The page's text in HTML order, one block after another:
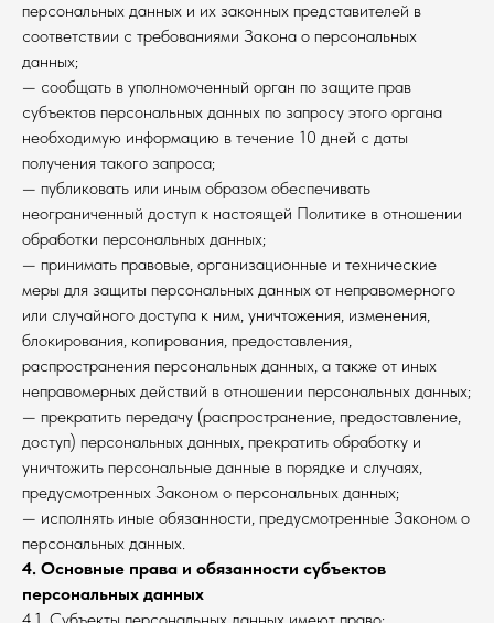
персональных данных и их законных представителей в
соответствии с требованиями Закона о персональных
данных;
— сообщать в уполномоченный орган по защите прав
субъектов персональных данных по запросу этого органа
необходимую информацию в течение 10 дней с даты
получения такого запроса;
— публиковать или иным образом обеспечивать
неограниченный доступ к настоящей Политике в отношении
обработки персональных данных;
— принимать правовые, организационные и технические
меры для защиты персональных данных от неправомерного
или случайного доступа к ним, уничтожения, изменения,
блокирования, копирования, предоставления,
распространения персональных данных, а также от иных
неправомерных действий в отношении персональных данных;
— прекратить передачу (распространение, предоставление,
доступ) персональных данных, прекратить обработку и
уничтожить персональные данные в порядке и случаях,
предусмотренных Законом о персональных данных;
— исполнять иные обязанности, предусмотренные Законом о
персональных данных.
4. Основные права и обязанности субъектов
персональных данных